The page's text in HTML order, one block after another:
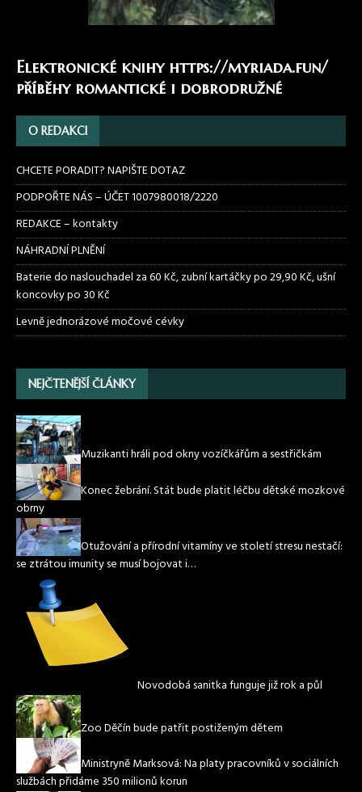
Elektronické knihy https://myriada.fun/
příběhy romantické i dobrodružné
O REDAKCI
CHCETE PORADIT? NAPIŠTE DOTAZ
PODPOŘTE NÁS – ÚČET 1007980018/2220
REDAKCE – kontakty
NÁHRADNÍ PLNĚNÍ
Baterie do naslouchadel za 60 Kč, zubní kartáčky po 29,90 Kč, ušní
koncovky po 30 Kč
Levně jednorázové močové cévky
NEJČTENĚJŠÍ ČLÁNKY
Muzikanti hráli pod okny vozíčkářům a sestřičkám
Konec žebrání. Stát bude platit léčbu dětské mozkové
obrny
Otužování a přírodní vitamíny ve století stresu nestačí:
se ztrátou imunity se musí bojovat i…
Novodobá sanitka funguje již rok a půl
Zoo Děčín bude patřit postiženým dětem
Ministryně Marksová: Na platy pracovníků v sociálních
službách přidáme 350 milionů korun